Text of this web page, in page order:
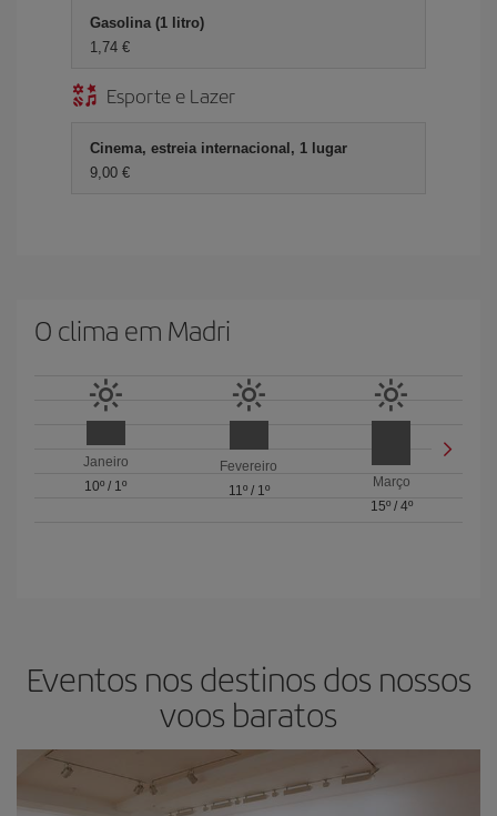
Gasolina (1 litro)
1,74 €
Esporte e Lazer
Cinema, estreia internacional, 1 lugar
9,00 €
O clima em Madri
Janeiro
10º / 1º
Fevereiro
11º/ 1º
Março
15º/ 4º
Eventos nos destinos dos nossos
voos baratos